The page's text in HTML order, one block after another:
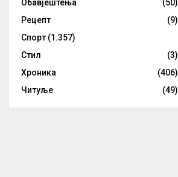
Обавјештења
(50)
Рецепт
(9)
Спорт (1.357)
Стил
(3)
Хроника
(406)
Читуље
(49)